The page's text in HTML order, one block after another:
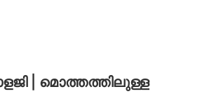
| മൊത്തത്തിലുള്ള